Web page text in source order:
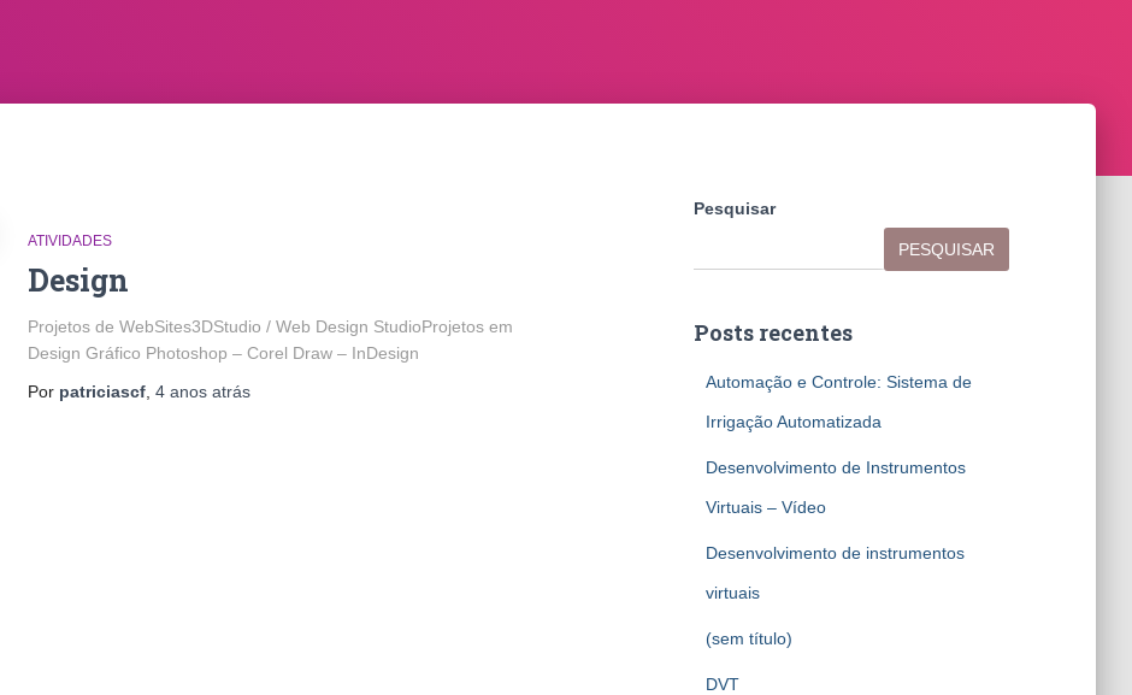
ATIVIDADES
Design
Projetos de WebSites3DStudio / Web Design StudioProjetos em
Design Gráfico Photoshop – Corel Draw – InDesign
Por patriciascf 4 anos atrás
Pesquisar
PESQUISAR
Posts recentes
Automação e Controle: Sistema de
Irrigação Automatizada
Desenvolvimento de Instrumentos
Virtuais – Vídeo
Desenvolvimento de instrumentos
virtuais
(sem título)
DVT